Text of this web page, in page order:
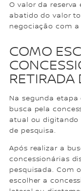
O valor da reserva
abatido do valor
negociação com a
COMO
RETIRADA
Na segunda etapa
busca pela
atual ou digitando
de pesquisa.
Após realizar a
concessionárias
pesquisada. Com
escolher a